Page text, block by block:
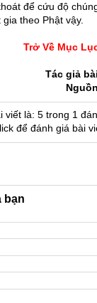
để cứu độ
theo Phật vậy.
Trở Về Mục
Tác giả
viết là: 5 trong 1
để đánh giá bài
bạn